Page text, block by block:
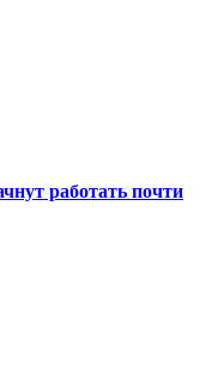
работать почти